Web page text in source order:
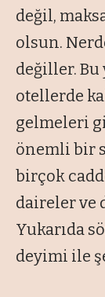
değil,
olsun.
değiller. Bu
otellerde
gelmeleri
önemli bir
birçok
daireler ve
Yukarıda
deyimi ile